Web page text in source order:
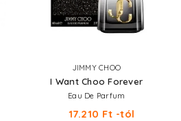
JIMMY CHOO
I Want Choo Forever
Eau De Parfum
17.210 Ft -tól